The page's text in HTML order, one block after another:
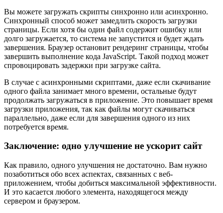
Вы можете загружать скрипты синхронно или асинхронно.
Синхронный способ может замедлить скорость загрузки
страницы. Если хотя бы один файл содержит ошибку или
долго загружается, то система не запустится и будет ждать
завершения. Браузер остановит рендеринг страницы, чтобы
завершить выполнение кода JavaScript. Такой подход может
спровоцировать задержки при загрузке сайта.
В случае с асинхронными скриптами, даже если скачивание
одного файла занимает много времени, остальные будут
продолжать загружаться в приложение. Это повышает время
загрузки приложения, так как файлы могут скачиваться
параллельно, даже если для завершения одного из них
потребуется время.
Заключение: одно улучшение не ускорит сайт
Как правило, одного улучшения не достаточно. Вам нужно
позаботиться обо всех аспектах, связанных с веб-
приложением, чтобы добиться максимальной эффективности.
И это касается любого элемента, находящегося между
сервером и браузером.